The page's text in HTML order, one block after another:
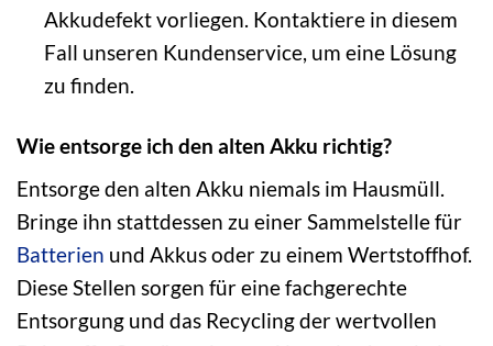
Akkudefekt vorliegen. Kontaktiere in diesem
Fall unseren Kundenservice, um eine Lösung
zu finden.
Wie entsorge ich den alten Akku richtig?
Entsorge den alten Akku niemals im Hausmüll.
Bringe ihn stattdessen zu einer Sammelstelle für
Batterien und Akkus oder zu einem Wertstoffhof.
Diese Stellen sorgen für eine fachgerechte
Entsorgung und das Recycling der wertvollen